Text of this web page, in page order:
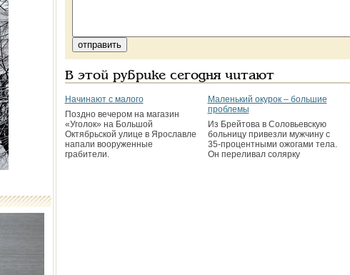
В этой рубрике сегодня читают
Начинают с малого
Поздно вечером на магазин
«Уголок» на Большой
Октябрьской улице в Ярославле
напали вооруженные
грабители.
Маленький окурок – большие
проблемы
Из Брейтова в Соловьевскую
больницу привезли мужчину с
35-процентными ожогами тела.
Он переливал солярку